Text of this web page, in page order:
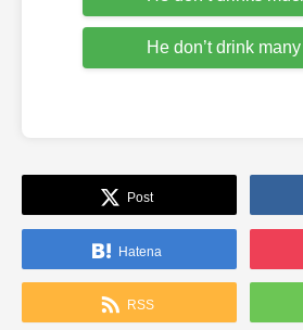
He don’t drink
Post
Hatena
RSS